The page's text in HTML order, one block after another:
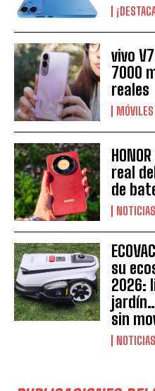
vivo
7000
reales
MÓVILES
real
de
NOTICIAS
su
2026:
sin
NOTICIAS